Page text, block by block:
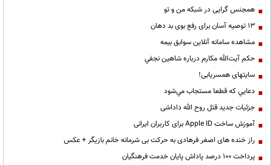
همجنس گرایی در شبکه من و تو
13 توصیه آسان برای رفع بوی بد دهان
مشاهده سامانه آنلاين سوابق بیمه
حكم آيت‌الله مكارم درباره شاهين نجفي
سایتهای همسریابی!
دعايي كه قطعا مستجاب مي‌شود
جزئیات جدید قتل روح الله داداشی
آموزش ساخت Apple ID برای کاربران ایرانی
راز خنده های اصغر فرهادی به حرکت بی شرمانه خانم بازیگر + عکس
پرداخت ۱۰۰ درصد پاداش پایان خدمت فرهنگیان